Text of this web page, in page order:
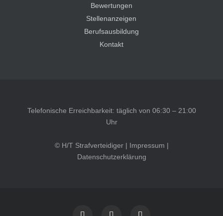
Bewertungen
Stellenanzeigen
Berufsausbildung
Kontakt
Telefonische Erreichbarkeit: täglich von 06:30 – 21:00
Uhr
© H/T Strafverteidiger | Impressum |
Datenschutzerklärung